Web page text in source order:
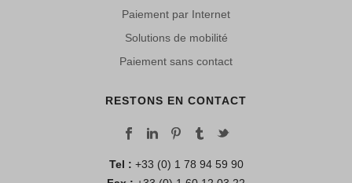
Paiement par Internet
Solutions de mobilité
Paiement sans contact
RESTONS EN CONTACT
Tel : +33 (0) 1 78 94 59 90